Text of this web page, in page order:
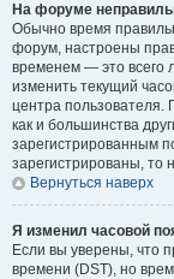
На форуме
Обычно время
форум, настроены
временем — это всего
изменить текущий
центра пользователя.
как и большинства
зарегистрированным
зарегистрированы, то
Вернуться наверх
Я изменил часовой
Если вы уверены, что
времени (DST), но